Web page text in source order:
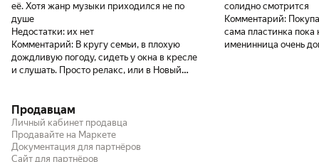
её. Хотя жанр музыки приходился не по
душе
Недостатки: их нет
Комментарий: В кругу семьи, в плохую
дождливую погоду, сидеть у окна в кресле
и слушать. Просто релакс, или в Новый
солидно смотрится
Комментарий:
сама пластинка пока
именинница очень
Продавцам
Личный кабинет продавца
Продавайте на Маркете
Документация для партнёров
Сайт для партнёров